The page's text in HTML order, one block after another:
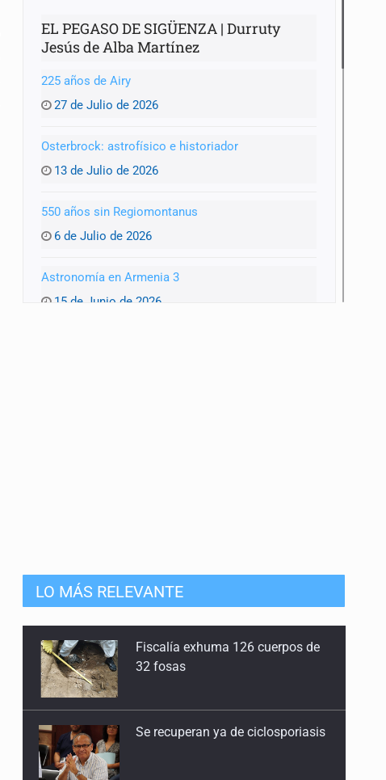
EL PEGASO DE SIGÜENZA | Durruty
Jesús de Alba Martínez
225 años de Airy
27 de Julio de 2026
Osterbrock: astrofísico e historiador
13 de Julio de 2026
550 años sin Regiomontanus
6 de Julio de 2026
Astronomía en Armenia 3
15 de Junio de 2026
240 años sin Goodricke
20 de Abril de 2026
85 años sin miss Cannon
13 de Abril de 2026
Las binarias de Struve
6 de Abril de 2026
LO MÁS RELEVANTE
Se recuperan ya de ciclosporiasis
SCJN ordena al Congreso de